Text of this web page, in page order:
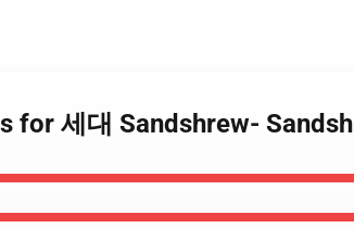
for 세대 Sandshrew-